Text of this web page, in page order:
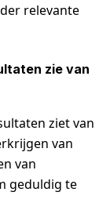
relevante
zie van
ziet van
van
van
geduldig te